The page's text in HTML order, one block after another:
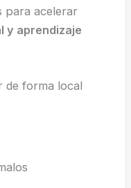
para acelerar
y aprendizaje
de forma local